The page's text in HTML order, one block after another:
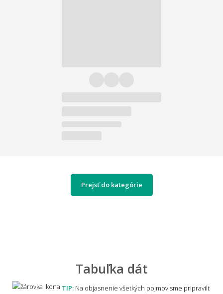
Prejsť do kategórie
Tabuľka dát
TIP: Na objasnenie všetkých pojmov sme pripravili: